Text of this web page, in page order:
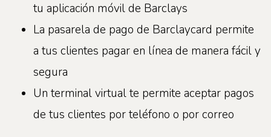
tu aplicación móvil de Barclays
La pasarela de pago de Barclaycard permite
a tus clientes pagar en línea de manera fácil y
segura
Un terminal virtual te permite aceptar pagos
de tus clientes por teléfono o por correo